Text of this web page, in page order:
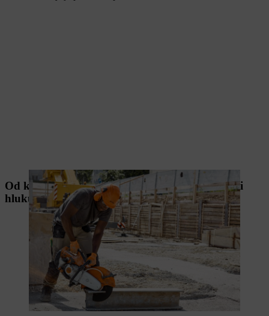
Od kdy má smysl používat ochranu sluchu proti
hluku při soukromé práci?